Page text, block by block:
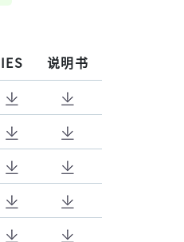
IES 说明书